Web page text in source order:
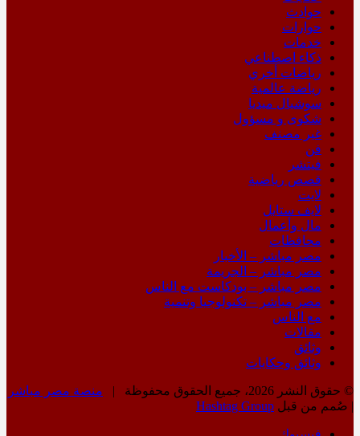
حوادث
حوارات
خدمات
ذكاء اصطناعي
رياضات أخري
رياضة عالمية
سوشيال ميديا
شكوى و مسؤول
غير مصنف
فن
فيتشر
قصص رياضية
لايت
لايف ستايل
مال وأعمال
محافظات
مصر مباشر – الأخبار
مصر مباشر – الجريمة
مصر مباشر – بودكاست مع الناس
مصر مباشر – تكنولوجيا وتنمية
مع الناس
مقالات
وثائق
وثائق وحكايات
© حقوق النشر 2026، جميع الحقوق محفوظة |
منصة مصر مباشر
| صُمم من قبل Hashtag Group